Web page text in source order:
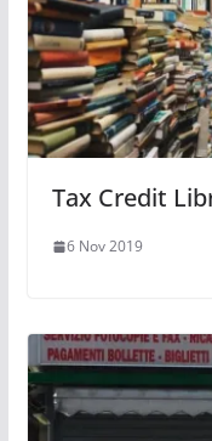
Tax Credit
6 Nov 2019